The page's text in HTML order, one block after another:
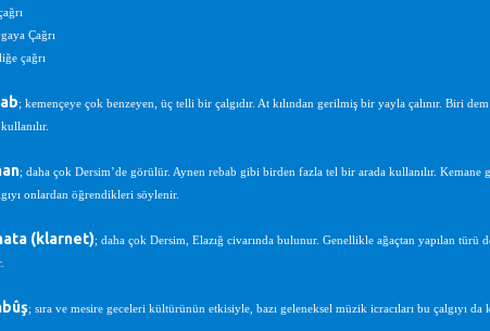
Çağrı
çağrı
; kemençeye çok benzeyen, üç telli bir çalgıdır. At kılından gerilmiş bir yayla çalınır. Biri
; daha çok Dersim’de görülür. Aynen rebab gibi birden fazla tel bir arada kullanılır.
onlardan öğrendikleri söylenir.
(klarnet); daha çok Dersim, Elazığ civarında bulunur. Genellikle ağaçtan yapılan türü
; sıra ve mesire geceleri kültürünün etkisiyle, bazı geleneksel müzik icracıları bu çalgıyı da